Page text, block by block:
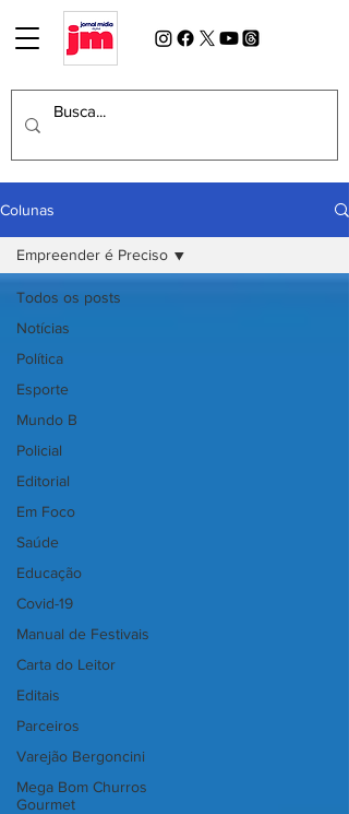
Colunas
Todos os posts
Notícias
Política
Esporte
Mundo B
Policial
Editorial
Em Foco
Saúde
Educação
Covid-19
Manual de Festivais
Carta do Leitor
Editais
Parceiros
Varejão Bergoncini
Mega Bom Churros
Gourmet
Empreender é Preciso